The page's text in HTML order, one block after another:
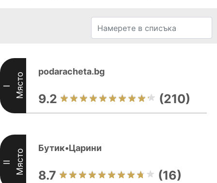
I Място
podaracheta.bg
9.2 (210)
II Място
Бутик•Царини
8.7 (16)